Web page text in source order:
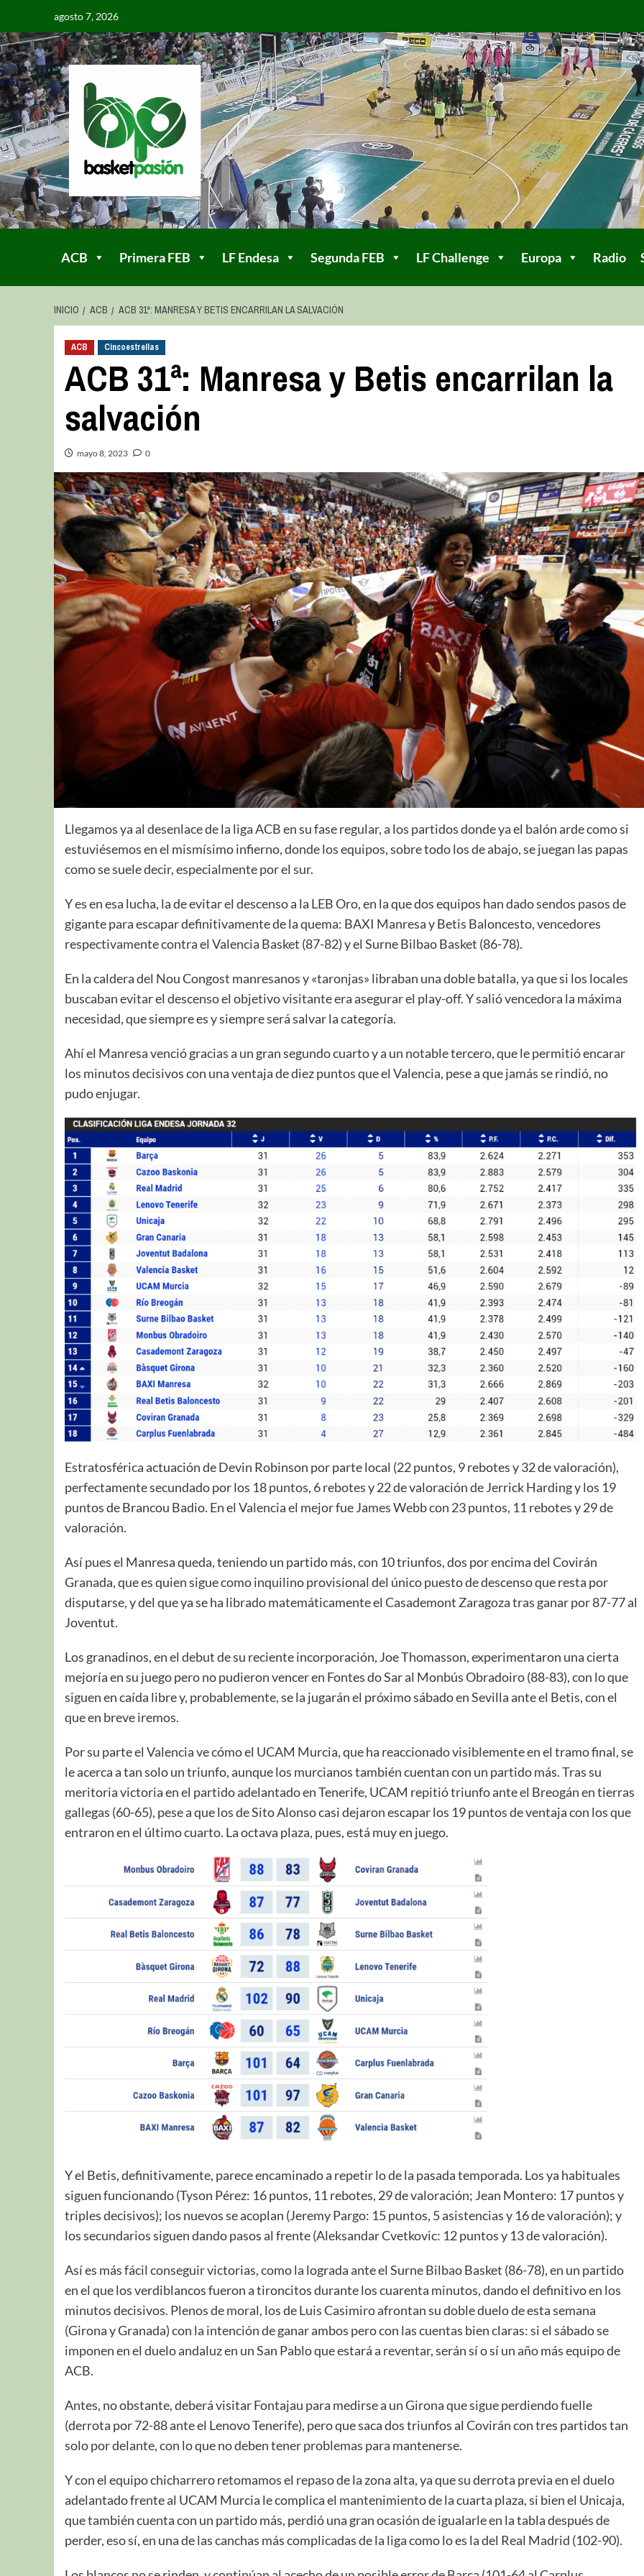
agosto 7, 2026
ACB Primera FEB LF Endesa Segunda FEB LF Challenge Europa Radio
INICIO ACB ACB 31ª: MANRESA Y BETIS ENCARRILAN LA SALVACIÓN
ACB Cincoestrellas
ACB 31ª: Manresa y Betis encarrilan la
salvación
mayo 8, 2023 0
Llegamos ya al desenlace de la liga ACB en su fase regular, a los partidos donde ya el balón arde como si
estuviésemos en el mismísimo infierno, donde los equipos, sobre todo los de abajo, se juegan las papas
como se suele decir, especialmente por el sur.
Y es en esa lucha, la de evitar el descenso a la LEB Oro, en la que dos equipos han dado sendos pasos de
gigante para escapar definitivamente de la quema: BAXI Manresa y Betis Baloncesto, vencedores
respectivamente contra el Valencia Basket (87-82) y el Surne Bilbao Basket (86-78).
En la caldera del Nou Congost manresanos y «taronjas» libraban una doble batalla, ya que si los locales
buscaban evitar el descenso el objetivo visitante era asegurar el play-off. Y salió vencedora la máxima
necesidad, que siempre es y siempre será salvar la categoría.
Ahí el Manresa venció gracias a un gran segundo cuarto y a un notable tercero, que le permitió encarar
los minutos decisivos con una ventaja de diez puntos que el Valencia, pese a que jamás se rindió, no
pudo enjugar.
Estratosférica actuación de Devin Robinson por parte local (22 puntos, 9 rebotes y 32 de valoración),
perfectamente secundado por los 18 puntos, 6 rebotes y 22 de valoración de Jerrick Harding y los 19
puntos de Brancou Badio. En el Valencia el mejor fue James Webb con 23 puntos, 11 rebotes y 29 de
valoración.
Así pues el Manresa queda, teniendo un partido más, con 10 triunfos, dos por encima del Covirán
Granada, que es quien sigue como inquilino provisional del único puesto de descenso que resta por
disputarse, y del que ya se ha librado matemáticamente el Casademont Zaragoza tras ganar por 87-77 al
Joventut.
Los granadinos, en el debut de su reciente incorporación, Joe Thomasson, experimentaron una cierta
mejoría en su juego pero no pudieron vencer en Fontes do Sar al Monbús Obradoiro (88-83), con lo que
siguen en caída libre y, probablemente, se la jugarán el próximo sábado en Sevilla ante el Betis, con el
que en breve iremos.
Por su parte el Valencia ve cómo el UCAM Murcia, que ha reaccionado visiblemente en el tramo final, se
le acerca a tan solo un triunfo, aunque los murcianos también cuentan con un partido más. Tras su
meritoria victoria en el partido adelantado en Tenerife, UCAM repitió triunfo ante el Breogán en tierras
gallegas (60-65), pese a que los de Sito Alonso casi dejaron escapar los 19 puntos de ventaja con los que
entraron en el último cuarto. La octava plaza, pues, está muy en juego.
Y el Betis, definitivamente, parece encaminado a repetir lo de la pasada temporada. Los ya habituales
siguen funcionando (Tyson Pérez: 16 puntos, 11 rebotes, 29 de valoración; Jean Montero: 17 puntos y
triples decisivos); los nuevos se acoplan (Jeremy Pargo: 15 puntos, 5 asistencias y 16 de valoración); y
los secundarios siguen dando pasos al frente (Aleksandar Cvetkovic: 12 puntos y 13 de valoración).
Así es más fácil conseguir victorias, como la lograda ante el Surne Bilbao Basket (86-78), en un partido
en el que los verdiblancos fueron a tironcitos durante los cuarenta minutos, dando el definitivo en los
minutos decisivos. Plenos de moral, los de Luis Casimiro afrontan su doble duelo de esta semana
(Girona y Granada) con la intención de ganar ambos pero con las cuentas bien claras: si el sábado se
imponen en el duelo andaluz en un San Pablo que estará a reventar, serán sí o sí un año más equipo de
ACB.
Antes, no obstante, deberá visitar Fontajau para medirse a un Girona que sigue perdiendo fuelle
(derrota por 72-88 ante el Lenovo Tenerife), pero que saca dos triunfos al Covirán con tres partidos tan
solo por delante, con lo que no deben tener problemas para mantenerse.
Y con el equipo chicharrero retomamos el repaso de la zona alta, ya que su derrota previa en el duelo
adelantado frente al UCAM Murcia le complica el mantenimiento de la cuarta plaza, si bien el Unicaja,
que también cuenta con un partido más, perdió una gran ocasión de igualarle en la tabla después de
perder, eso sí, en una de las canchas más complicadas de la liga como lo es la del Real Madrid (102-90).
La entrevista bTactic
La entrevista bTactic
mayo 7, 2026
Nos hacemos mayores. Vamos creciendo. Tanto así
cuarto cumpleaños. Y todo crecimiento conlleva
sus cambios. Cambio que...